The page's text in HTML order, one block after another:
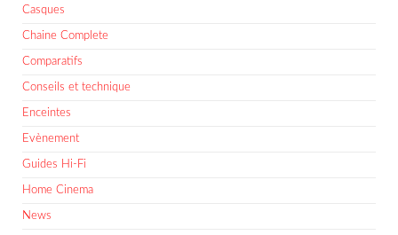
Casques
Chaine Complete
Comparatifs
Conseils et technique
Enceintes
Evènement
Guides Hi-Fi
Home Cinema
News